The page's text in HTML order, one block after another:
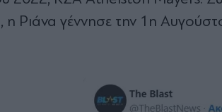
η Ριάνα γέννησε την 1η